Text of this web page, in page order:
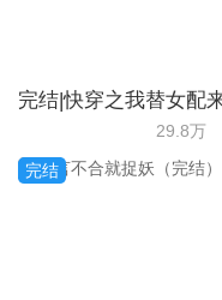
29.8万
完结